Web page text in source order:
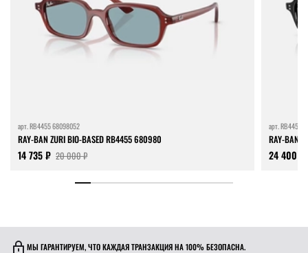
арт.RB4455 68098052
RAY-BAN ZURI BIO-BASED RB4455 680980
14 735 ₽ 20 000 ₽
арт.RB4455
RAY-BAN
24 400 ₽
МЫ ГАРАНТИРУЕМ, ЧТО КАЖДАЯ ТРАНЗАКЦИЯ НА 100% БЕЗОПАСНА.